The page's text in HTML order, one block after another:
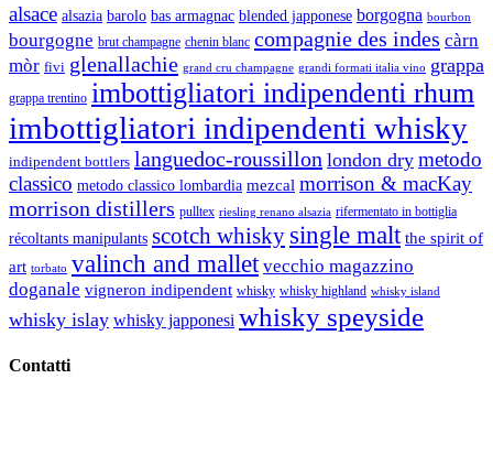
alsace alsazia barolo bas armagnac blended japponese borgogna bourbon
bourgogne brut champagne chenin blanc compagnie des indes càrn
mòr fivi glenallachie grand cru champagne grandi formati italia vino grappa
grappa trentino imbottigliatori indipendenti rhum
imbottigliatori indipendenti whisky
indipendent bottlers languedoc-roussillon london dry metodo
classico metodo classico lombardia mezcal morrison & macKay
morrison distillers pulltex riesling renano alsazia rifermentato in bottiglia
récoltants manipulants scotch whisky single malt the spirit of
art torbato valinch and mallet vecchio magazzino
doganale vigneron indipendent whisky whisky highland whisky island
whisky islay whisky japponesi whisky speyside
Contatti